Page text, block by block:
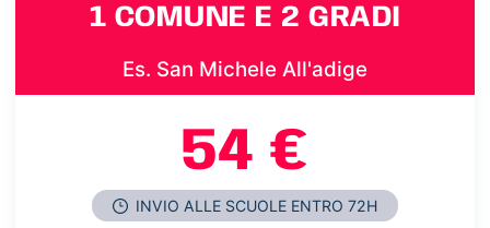
1 COMUNE E 2 GRADI
Es. San Michele All'adige
54 €
INVIO ALLE SCUOLE ENTRO 72H